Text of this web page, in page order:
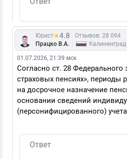
Юрист 4.8
Отзывов: 28 094
Працко В.А.
Калининград
01.07.2026, 21:39 мск
Согласно ст. 28
страховых пенсиях», периоды
на досрочное назначение
основании сведений
(персонифицированного)